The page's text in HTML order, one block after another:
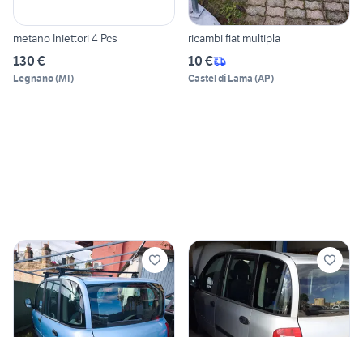
metano Iniettori 4 Pcs
130 €
Legnano(MI)
ricambi fiat multipla
10 €
Castel di Lama (AP)